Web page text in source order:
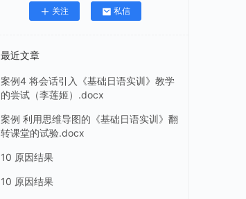
关注 私信
最近文章
案例4 将会话引入《基础日语实训》教学
的尝试（李莲姬）.docx
案例 利用思维导图的《基础日语实训》翻
转课堂的试验.docx
10 原因结果
10 原因结果